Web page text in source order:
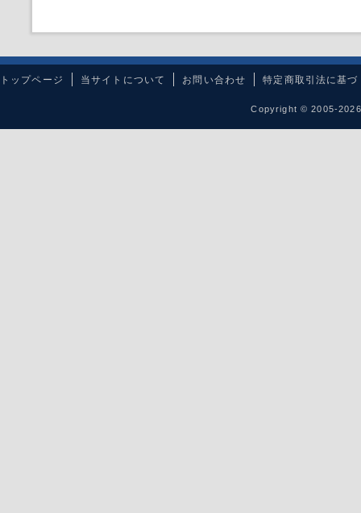
トップページ 当サイトについて お問い合わせ 特定商取引法に基づ
Copyright © 2005-